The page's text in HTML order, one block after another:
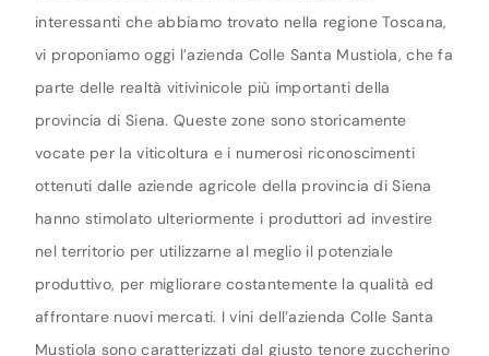
interessanti che abbiamo trovato nella regione Toscana,
vi proponiamo oggi l’azienda Colle Santa Mustiola, che fa
parte delle realtà vitivinicole più importanti della
provincia di Siena. Queste zone sono storicamente
vocate per la viticoltura e i numerosi riconoscimenti
ottenuti dalle aziende agricole della provincia di Siena
hanno stimolato ulteriormente i produttori ad investire
nel territorio per utilizzarne al meglio il potenziale
produttivo, per migliorare costantemente la qualità ed
affrontare nuovi mercati. I vini dell’azienda Colle Santa
Mustiola sono caratterizzati dal giusto tenore zuccherino